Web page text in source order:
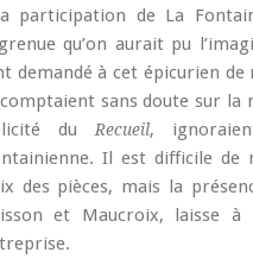
participation de La
qu’on aurait pu
demandé à cet épicurien
sans doute sur la
duRecueil,
Il est difficile de
des pièces, mais la
et Maucroix, laisse